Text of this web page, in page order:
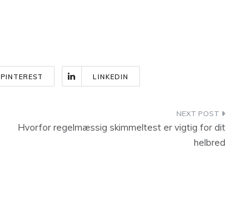
PINTEREST LINKEDIN
Hvorfor regelmæssig skimmeltest er vigtig for dit
helbred